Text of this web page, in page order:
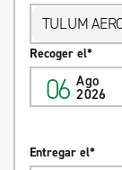
TULUM
Recoger el*
06 Ago
2026
Entregar el*